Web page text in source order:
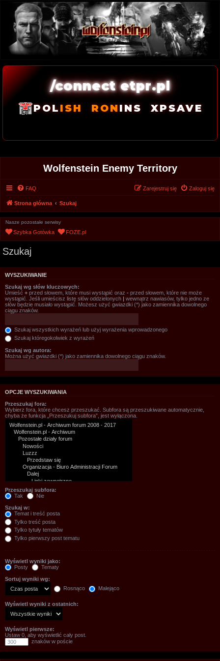
/connect etpr.pl
POL ISH RONINS XPSAVE
Wolfenstein Enemy Territory
FAQ Zaloguj się
Zarejestruj się
Strona główna Szukaj
Nasze pozostałe serwisy
Szybka Gotówka FOZE.pl
Szukaj
WYSZUKIWANIE
Szukaj wg słów kluczowych:
Umieść + przed słowem, które musi wystąpić oraz - przed słowem, które nie może
wystąpić. Jeśli umieścisz listę słów oddzielonych
wewnątrz nawiasów, tylko jedno ze
słów będzie musiało wystąpić. Możesz użyć gwiazdki (*) jako zamiennika dowolnego
ciągu znaków.
Szukaj wszystkich wyrażeń lub użyj wyrażenia wprowadzonego
Szukaj któregokolwiek z wyrażeń
Szukaj wg autora:
Można użyć gwiazdki (*) jako zamiennika dowolnego ciągu znaków.
OPCJE WYSZUKIWANIA
Przeszukaj fora:
Wybierz fora, które chcesz przeszukać. Subfora są przeszukiwane automatycznie,
chyba że funkcja „Przeszukuj subfora”, jest wyłączona.
Przeszukaj subfora:
Tak
Nie
Szukaj w:
Temat i treść posta
Tylko treść posta
Tylko tytuły tematów
Tylko pierwszy post tematu
Wyświetl wyniki jako:
Posty
Tematy
Sortuj wyniki wg:
Rosnąco
Malejąco
Wyświetl wyniki z ostatnich:
Wyświetl pierwsze:
Ustaw 0, aby wyświetlić cały post.
znaków w poście